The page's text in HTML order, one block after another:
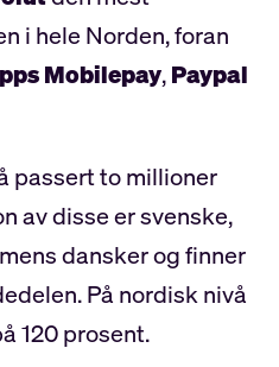
i hele Norden, foran
Mobilepay,Paypal
passert to millioner
av disse er svenske,
dansker og finner
På nordisk nivå
120 prosent.